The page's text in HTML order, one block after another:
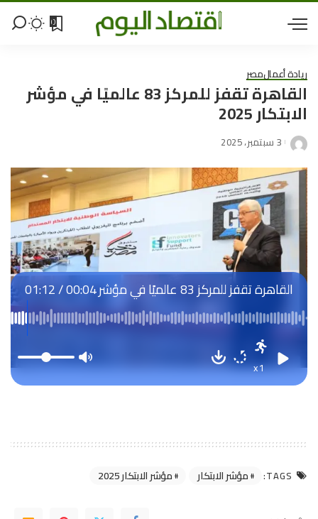
0
ريادة أعمالمصر
القاهرة تقفز للمركز 83 عالميًا في مؤشر
الابتكار 2025
3 سبتمبر، 2025
القاهرة تقفز للمركز 83 عالميًا في مؤشر
الابتكار 2025
00:04
/
01:12
x1
TAGS: مؤشر الابتكار مؤشر الابتكار 2025